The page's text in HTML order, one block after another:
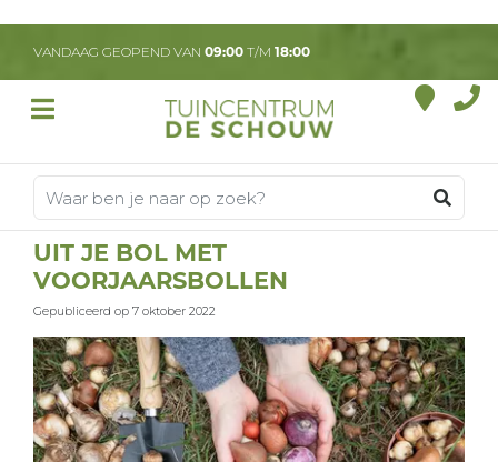
a
t
VANDAAG GEOPEND VAN 09:00 T/M 18:00
UIT JE BOL MET
VOORJAARSBOLLEN
Gepubliceerd op 7 oktober 2022